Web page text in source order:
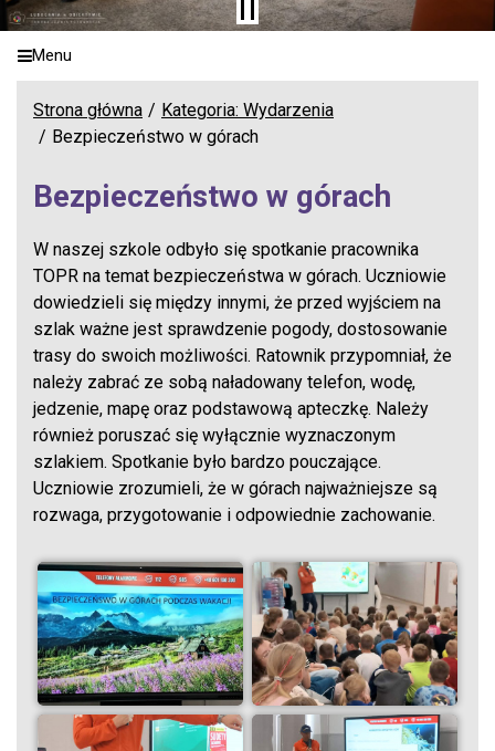
Menu
Strona główna
Kategoria: Wydarzenia
Bezpieczeństwo w górach
Bezpieczeństwo w górach
W naszej szkole odbyło się spotkanie pracownika
TOPR na temat bezpieczeństwa w górach. Uczniowie
dowiedzieli się między innymi, że przed wyjściem na
szlak ważne jest sprawdzenie pogody, dostosowanie
trasy do swoich możliwości. Ratownik przypomniał, że
należy zabrać ze sobą naładowany telefon, wodę,
jedzenie, mapę oraz podstawową apteczkę. Należy
również poruszać się wyłącznie wyznaczonym
szlakiem. Spotkanie było bardzo pouczające.
Uczniowie zrozumieli, że w górach najważniejsze są
rozwaga, przygotowanie i odpowiednie zachowanie.